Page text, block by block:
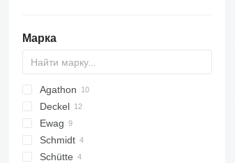
прессы механические
кривошипные прессы
координатно-шлифовальные
полировальные станки
зубошлифовальные станки
притирочные станки
станки для резки листового
станки для газовой резки
станки для лазерной резки труб
Марка
Agathon
Deckel
Ewag
Schmidt
Schütte